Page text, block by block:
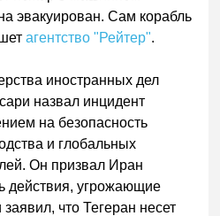
эвакуирован. Сам корабль
агентство "Рейтер".
иностранных дел
назвал инцидент
на безопасность
и глобальных
Он призвал Иран
действия, угрожающие
что Тегеран несет